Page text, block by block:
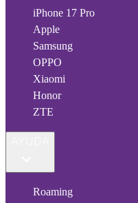
iPhone 17 Pro
Apple
Samsung
OPPO
Xiaomi
Honor
ZTE
Roaming